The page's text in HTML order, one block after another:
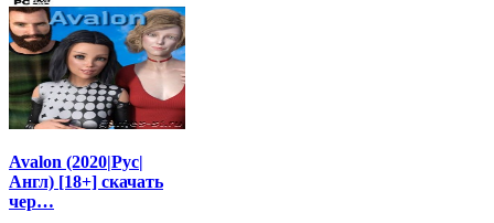
Avalon (2020|Рус|
Англ) [18+] скачать
чер…